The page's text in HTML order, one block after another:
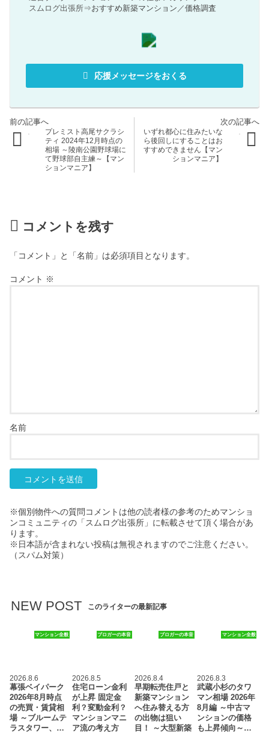
スムログ出張所⇒おすすめ新築マンション ／価格調査
応援メッセージをおくる
プレミスト高尾サクラシ
ティ 2024年12月時点の
相場 ～陵南公園野球場に
て野球部自主練～【マン
ションマニア】
いずれ都心に住みたいな
ら後回しにすることはお
すすめできません【マン
ションマニア】
コメントを残す
「コメント」と「名前」は必須項目となります。
コメント ※
名前
※個別物件への質問コメントは他の読者様の参考のためマンショ
ンコミュニティの「スムログ出張所」に転載させて頂く場合があ
ります。
※日本語が含まれない投稿は無視されますのでご注意ください。
（スパム対策）
NEW POST このライターの最新記事
マンション全般
2026.8.6
幕張ベイパーク
2026年8月時点
の売買・賃貸相
場 ～ブルームテ
ラスタワー、…
ブロガーの本音
2026.8.5
住宅ローン金利
が上昇 固定金
利？変動金利？
マンションマニ
ア流の考え方
ブロガーの本音
2026.8.4
早期転売住戸と
新築マンション
へ住み替える方
の出物は狙い
目！ ～大型新築
マンション全般
2026.8.3
武蔵小杉のタワ
マン相場 2026年
8月編 ～中古マ
ンションの価格
も上昇傾向～…